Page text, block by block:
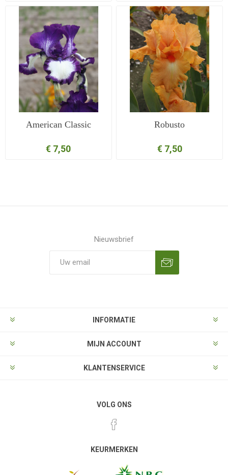
American Classic
€ 7,50
Robusto
€ 7,50
Nieuwsbrief
INFORMATIE
MIJN ACCOUNT
KLANTENSERVICE
VOLG ONS
KEURMERKEN